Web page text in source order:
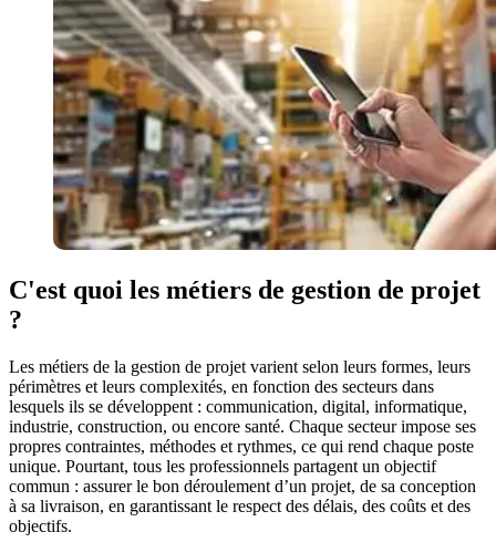
C'est quoi les métiers de gestion de projet
?
Les métiers de la gestion de projet varient selon leurs formes, leurs
périmètres et leurs complexités, en fonction des secteurs dans
lesquels ils se développent : communication, digital, informatique,
industrie, construction, ou encore santé. Chaque secteur impose ses
propres contraintes, méthodes et rythmes, ce qui rend chaque poste
unique. Pourtant, tous les professionnels partagent un objectif
commun : assurer le bon déroulement d’un projet, de sa conception
à sa livraison, en garantissant le respect des délais, des coûts et des
objectifs.